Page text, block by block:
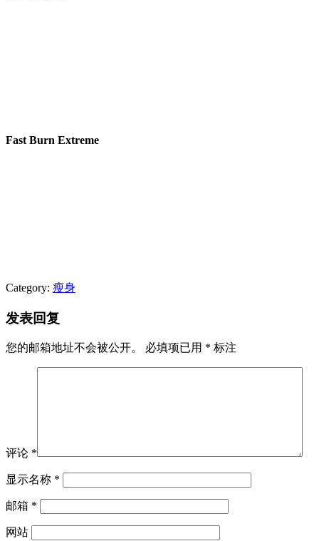
Fast Burn Extreme
Category: 瘦身
发表回复
您的邮箱地址不会被公开。 必填项已用 * 标注
评论 *
显示名称 *
邮箱 *
网站